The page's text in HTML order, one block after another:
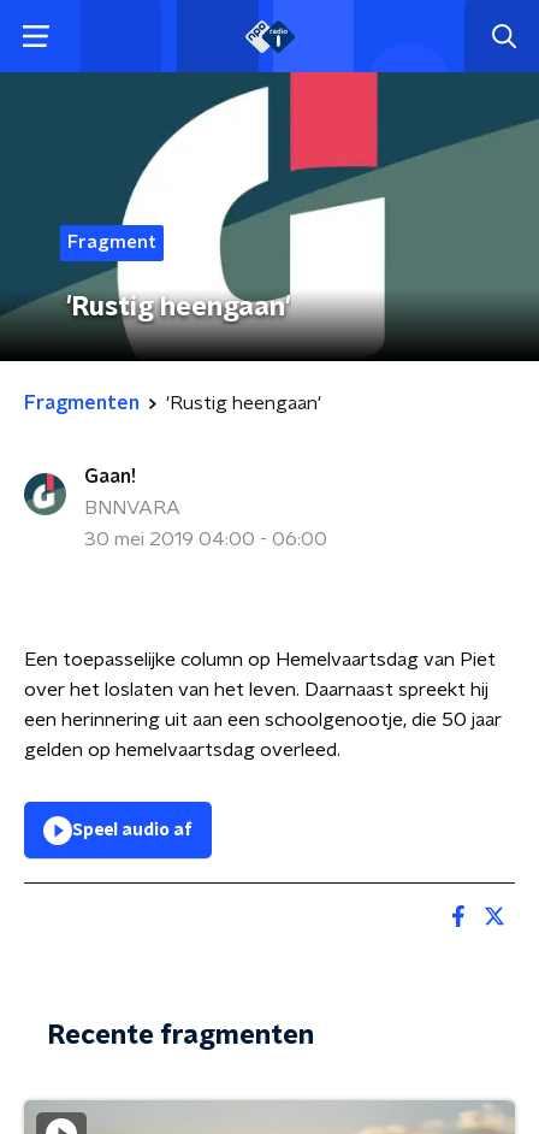
Fragment
'Rustig heengaan'
Fragmenten 'Rustig heengaan'
Gaan!
BNNVARA
30 mei 2019 04:00 - 06:00
Een toepasselijke column op Hemelvaartsdag van Piet
over het loslaten van het leven. Daarnaast spreekt hij
een herinnering uit aan een schoolgenootje, die 50 jaar
gelden op hemelvaartsdag overleed.
Speel audio af
Recente fragmenten